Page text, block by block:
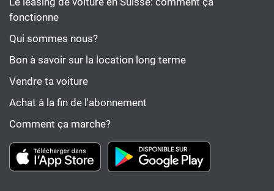
fonctionne
Qui sommes nous?
Bon à savoir sur la location long terme
Vendre ta voiture
Achat à la fin de l'abonnement
Comment ça marche?